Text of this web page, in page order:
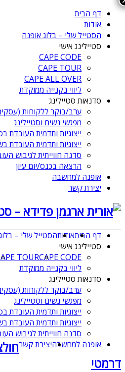
דף הבית
אודות
הסטייל שלי – בלוג אופנה
סטיילינג אישי
CAPE CODE
CAPE TOUR
CAPE ALL OVER
ליווי בקנייה ממוקדת
סדנאות סטיילינג
ערב/בוקר ללקוחות
מפגשי נשים וסטיילינג
ייצוגיות ותדמית העובדת
ייצוגיות ותדמית העובדת
סדנה חווייתית לגיבוש
הרצאה בכנס/יום עיון
אופנה למחשבה
יצירת קשר
דף הביתאודותהסטייל שלי –
סטיילינג אישי
CAPE CODE
TOUR
ליווי בקנייה ממוקדת
סדנאות סטיילינג
ערב/בוקר ללקוחות
מפגשי נשים וסטיילינג
ייצוגיות ותדמית העובדת
ייצוגיות ותדמית העובדת
סדנה חווייתית לגיבוש
אופנה למחשבהיצירת קשר
דרמטי